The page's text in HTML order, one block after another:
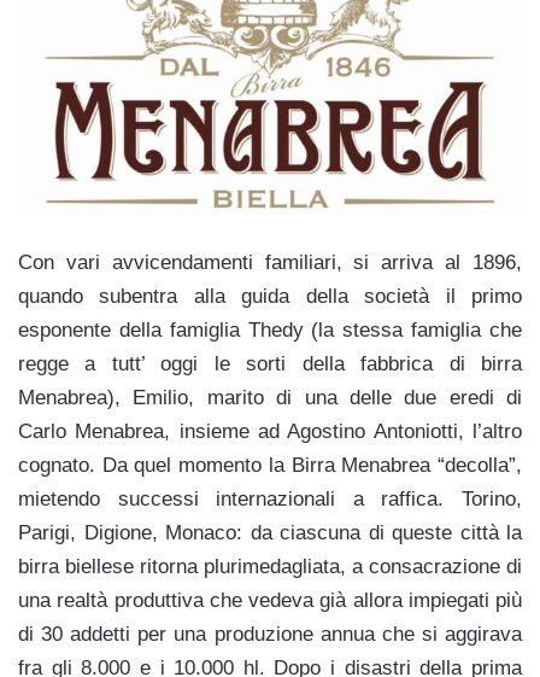
Con vari avvicendamenti familiari, si arriva al 1896,
quando subentra alla guida della società il primo
esponente della famiglia Thedy (la stessa famiglia che
regge a tutt’ oggi le sorti della fabbrica di birra
Menabrea), Emilio, marito di una delle due eredi di
Carlo Menabrea, insieme ad Agostino Antoniotti, l’altro
cognato. Da quel momento la Birra Menabrea “decolla”,
mietendo successi internazionali a raffica. Torino,
Parigi, Digione, Monaco: da ciascuna di queste città la
birra biellese ritorna plurimedagliata, a consacrazione di
una realtà produttiva che vedeva già allora impiegati più
di 30 addetti per una produzione annua che si aggirava
fra gli 8.000 e i 10.000 hl. Dopo i disastri della prima